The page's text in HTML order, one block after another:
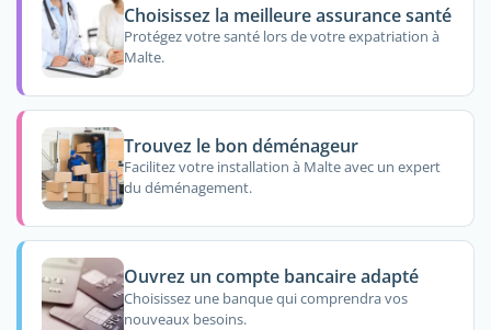
Choisissez la meilleure assurance santé
Protégez votre santé lors de votre expatriation à
Malte.
Trouvez le bon déménageur
Facilitez votre installation à Malte avec un expert
du déménagement.
Ouvrez un compte bancaire adapté
Choisissez une banque qui comprendra vos
nouveaux besoins.